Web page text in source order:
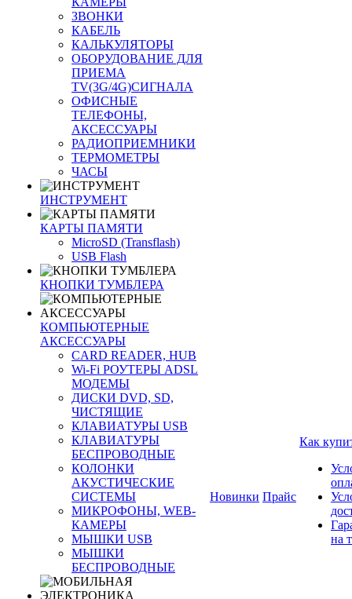
ЗВОНКИ
КАБЕЛЬ
КАЛЬКУЛЯТОРЫ
ОБОРУДОВАНИЕ ДЛЯ
ПРИЕМА
TV(3G/4G)СИГНАЛА
ОФИСНЫЕ
ТЕЛЕФОНЫ,
АКСЕССУАРЫ
РАДИОПРИЕМНИКИ
ТЕРМОМЕТРЫ
ЧАСЫ
ИНСТРУМЕНТ
КАРТЫ ПАМЯТИ
MicroSD (Transflash)
USB Flash
КНОПКИ ТУМБЛЕРА
КОМПЬЮТЕРНЫЕ
АКСЕССУАРЫ
CARD READER, HUB
Wi-Fi РОУТЕРЫ ADSL
МОДЕМЫ
ДИСКИ DVD, SD,
ЧИСТЯЩИЕ
КЛАВИАТУРЫ USB
КЛАВИАТУРЫ
БЕСПРОВОДНЫЕ
КОЛОНКИ
АКУСТИЧЕСКИЕ
СИСТЕМЫ
МИКРОФОНЫ, WEB-
КАМЕРЫ
МЫШКИ USB
МЫШКИ
БЕСПРОВОДНЫЕ
Новинки Прайс
Как
на